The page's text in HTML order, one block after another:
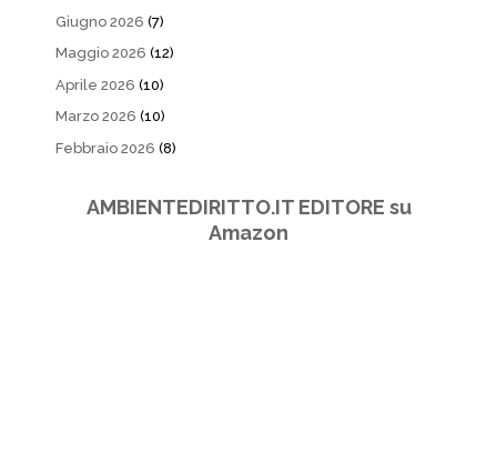
Giugno 2026 (7)
Maggio 2026 (12)
Aprile 2026 (10)
Marzo 2026 (10)
Febbraio 2026 (8)
AMBIENTEDIRITTO.IT EDITORE su
Amazon